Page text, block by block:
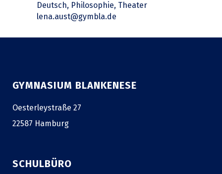
Deutsch, Philosophie, Theater
lena.aust@gymbla.de
GYMNASIUM BLANKENESE
Oesterleystraße 27
22587 Hamburg
SCHULBÜRO